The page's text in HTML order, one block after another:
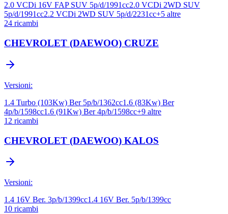
2.0 VCDi 16V FAP SUV 5p/d/1991cc2.0 VCDi 2WD SUV
5p/d/1991cc2.2 VCDi 2WD SUV 5p/d/2231cc+5 altre
24 ricambi
CHEVROLET (DAEWOO) CRUZE
Versioni:
1.4 Turbo (103Kw) Ber 5p/b/1362cc1.6 (83Kw) Ber
4p/b/1598cc1.6 (91Kw) Ber 4p/b/1598cc+9 altre
12 ricambi
CHEVROLET (DAEWOO) KALOS
Versioni:
1.4 16V Ber. 3p/b/1399cc1.4 16V Ber. 5p/b/1399cc
10 ricambi